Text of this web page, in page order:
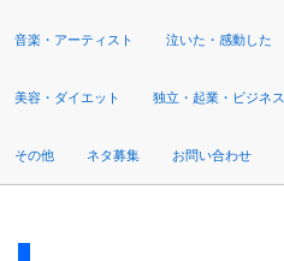
音楽・アーティスト 泣いた・感動した
美容・ダイエット 独立・起業・ビジネス
その他 ネタ募集 お問い合わせ